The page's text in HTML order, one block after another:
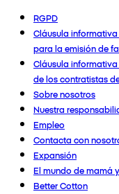
RGPD
Cláusula
para la emisión de
Cláusula
de los contratistas
Sobre nosotros
Nuestra
Empleo
Contacta con
Expansión
El mundo de mamá
Better Cotton